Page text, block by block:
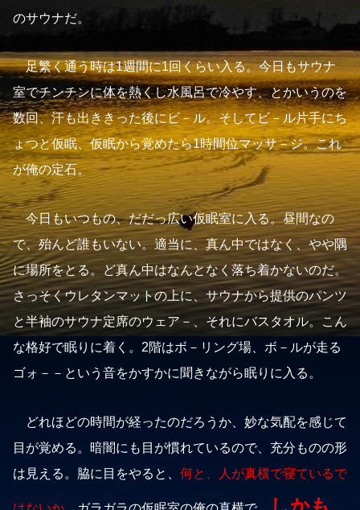
のサウナだ。
足繁く通う時は1週間に1回くらい入る。今日もサウナ
室でチンチンに体を熱くし水風呂で冷やす、とかいうのを
数回、汗も出ききった後にビ－ル。そしてビ－ル片手にち
ょつと仮眠、仮眠から覚めたら1時間位マッサ－ジ。これ
が俺の定石。
今日もいつもの、だだっ広い仮眠室に入る。昼間なの
で、殆んど誰もいない。適当に、真ん中ではなく、やや隅
に場所をとる。ど真ん中はなんとなく落ち着かないのだ。
さっそくウレタンマットの上に、サウナから提供のパンツ
と半袖のサウナ定席のウェア－、それにバスタオル。こん
な格好で眠りに着く。2階はボ－リング場、ボ－ルが走る
ゴォ－－という音をかすかに聞きながら眠りに入る。
どれほどの時間が経ったのだろうか、妙な気配を感じて
目が覚める。暗闇にも目が慣れているので、充分ものの形
は見える。脇に目をやると、 何と、人が真横で寝ているで
しかも